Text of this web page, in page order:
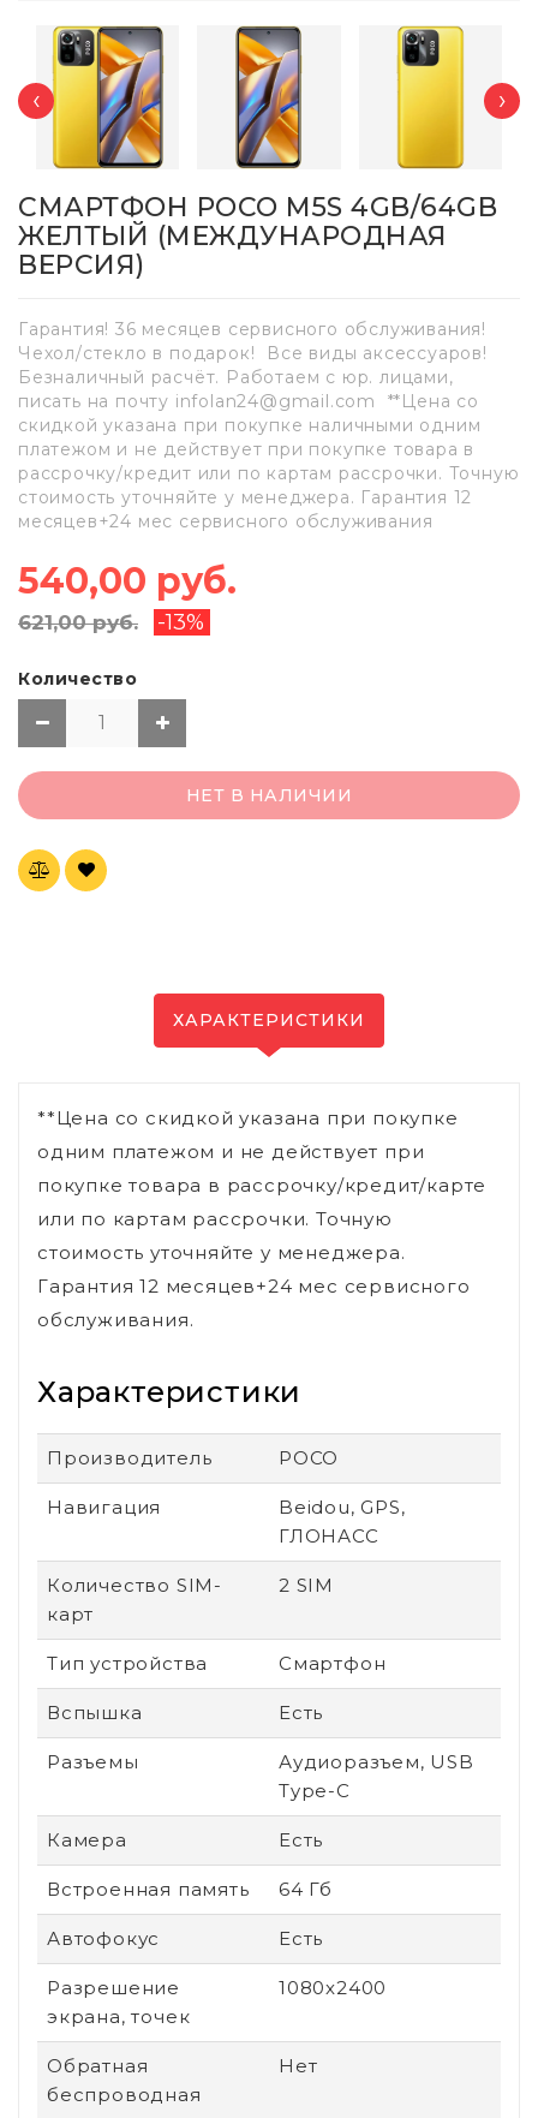
‹ ›
СМАРТФОН POCO M5S 4GB/64GB
ЖЕЛТЫЙ (МЕЖДУНАРОДНАЯ
ВЕРСИЯ)
Гарантия! 36 месяцев сервисного обслуживания!
Чехол/стекло в подарок! Все виды аксессуаров!
Безналичный расчёт. Работаем с юр. лицами,
писать на почту infolan24@gmail.com **Цена со
скидкой указана при покупке наличными одним
платежом и не действует при покупке товара в
рассрочку/кредит или по картам рассрочки. Точную
стоимость уточняйте у менеджера. Гарантия 12
месяцев+24 мес сервисного обслуживания
540,00 руб.
621,00 руб. -13%
Количество
НЕТ В НАЛИЧИИ
ХАРАКТЕРИСТИКИ
**Цена со скидкой указана при покупке
одним платежом и не действует при
покупке товара в рассрочку/кредит/карте
или по картам рассрочки. Точную
стоимость уточняйте у менеджера.
Гарантия 12 месяцев+24 мес сервисного
обслуживания.
Характеристики
Производитель POCO
Навигация
Beidou, GPS,
ГЛОНАСС
Количество SIM-
карт
2 SIM
Тип устройства Смартфон
Вспышка Есть
Разъемы
Аудиоразъем, USB
Type-C
Камера Есть
Встроенная память 64 Гб
Автофокус Есть
Разрешение
экрана, точек
1080x2400
Обратная
беспроводная
Нет